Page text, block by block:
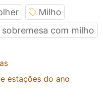
Milho
sobremesa com milho
estações do ano